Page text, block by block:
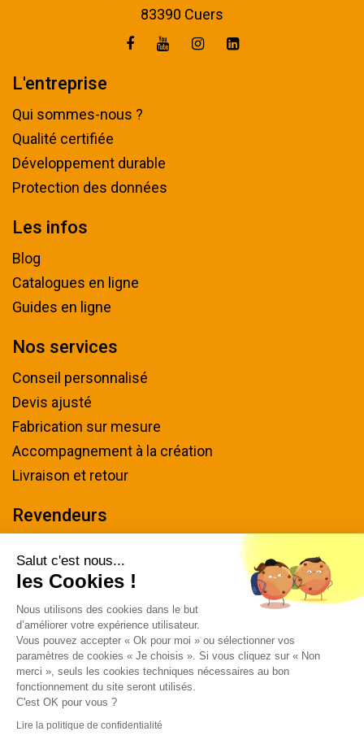
83390 Cuers
L'entreprise
Qui sommes-nous ?
Qualité certifiée
Développement durable
Protection des données
Les infos
Blog
Catalogues en ligne
Guides en ligne
Nos services
Conseil personnalisé
Devis ajusté
Fabrication sur mesure
Accompagnement à la création
Livraison et retour
Revendeurs
Nous contacter
Tel : 04 94 48 50 57
Écrivez-nous
Horaires & plan d'accès
Salut c'est nous...
les Cookies !
Nous utilisons des cookies dans le but
d’améliorer votre expérience utilisateur.
Vous pouvez accepter « Ok pour moi » ou sélectionner vos
paramètres de cookies « Je choisis ». Si vous cliquez sur « Non
merci », seuls les cookies techniques nécessaires au bon
fonctionnement du site seront utilisés.
C'est OK pour vous ?
Lire la politique de confidentialité